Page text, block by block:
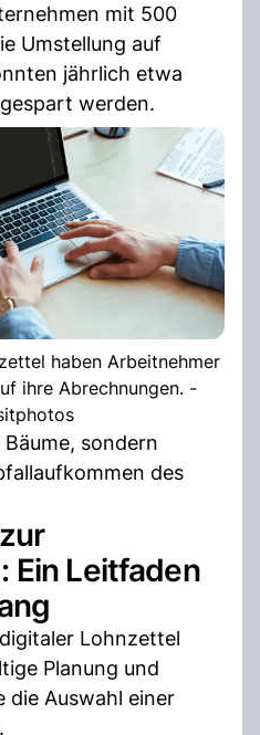
mit 500
Umstellung auf
jährlich etwa
werden.
haben Arbeitnehmer
ihre Abrechnungen. -
sondern
des
Ein Leitfaden
Lohnzettel
Planung und
die Auswahl einer